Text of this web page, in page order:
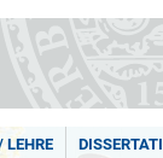
LEHRE